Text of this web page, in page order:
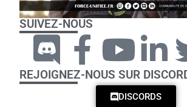
SUIVEZ-NOUS
REJOIGNEZ-NOUS SUR
DISCORDS